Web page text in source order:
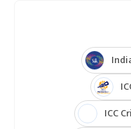
ICC